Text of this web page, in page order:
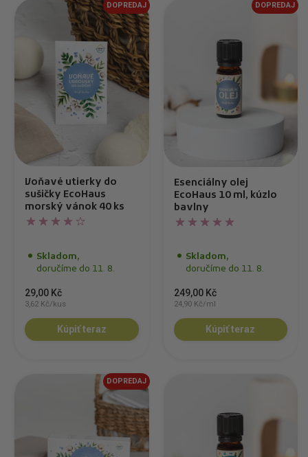
Voňavé utierky do
sušičky EcoHaus
morský vánok 40 ks
Skladom,
doručíme do 11. 8.
29,00 Kč
3,62 Kč/kus
Kúpiť teraz
DOPREDAJ
Esenciálny olej
EcoHaus 10 ml, kúzlo
bavlny
Skladom,
doručíme do 11. 8.
249,00 Kč
24,90 Kč/ml
Kúpiť teraz
DOPREDAJ
DOPREDAJ